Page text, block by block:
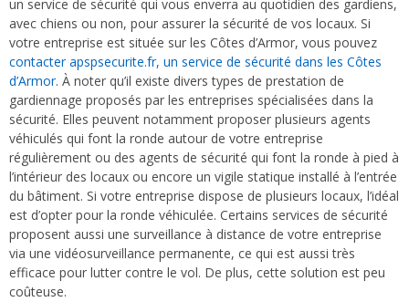
un service de sécurité qui vous enverra au quotidien des gardiens,
avec chiens ou non, pour assurer la sécurité de vos locaux. Si
votre entreprise est située sur les Côtes d’Armor, vous pouvez
contacter apspsecurite.fr, un service de sécurité dans les Côtes
d’Armor. À noter qu’il existe divers types de prestation de
gardiennage proposés par les entreprises spécialisées dans la
sécurité. Elles peuvent notamment proposer plusieurs agents
véhiculés qui font la ronde autour de votre entreprise
régulièrement ou des agents de sécurité qui font la ronde à pied à
l’intérieur des locaux ou encore un vigile statique installé à l’entrée
du bâtiment. Si votre entreprise dispose de plusieurs locaux, l’idéal
est d’opter pour la ronde véhiculée. Certains services de sécurité
proposent aussi une surveillance à distance de votre entreprise
via une vidéosurveillance permanente, ce qui est aussi très
efficace pour lutter contre le vol. De plus, cette solution est peu
coûteuse.